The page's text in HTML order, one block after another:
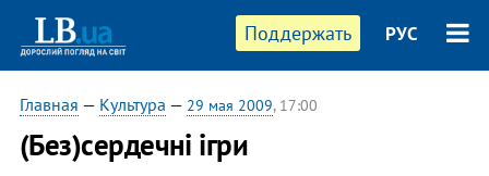
Поддержать РУС
Главная — Культура — 29 мая 2009, 17:00
(Без)сердечні ігри